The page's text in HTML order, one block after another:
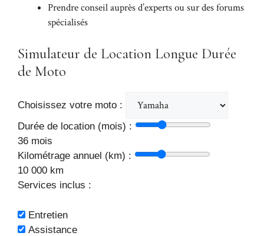
Prendre conseil auprès d’experts ou sur des forums
spécialisés
Simulateur de Location Longue Durée
de Moto
Choisissez votre moto :
Durée de location (mois) :
36 mois
Kilométrage annuel (km) :
10 000 km
Services inclus :
Entretien
Assistance